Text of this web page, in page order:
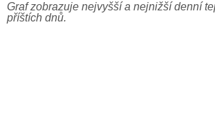
Graf zobrazuje nejvyšší a nejnižší denní
příštích dnů.